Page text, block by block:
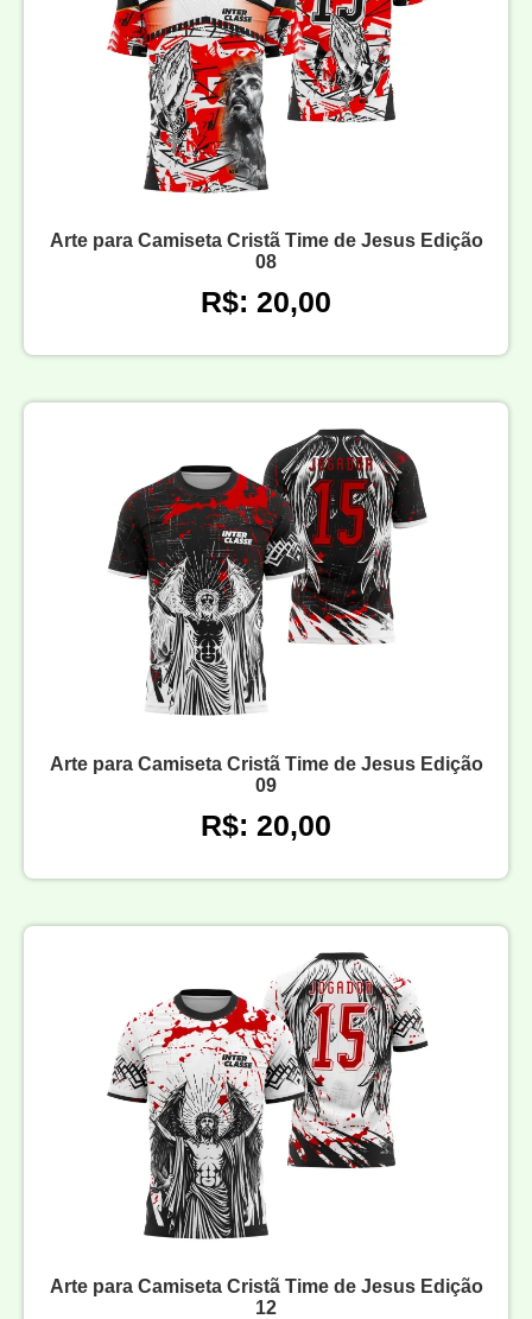
Arte para Camiseta Cristã Time de Jesus Edição
08
R$: 20,00
Arte para Camiseta Cristã Time de Jesus Edição
09
R$: 20,00
Arte para Camiseta Cristã Time de Jesus Edição
12